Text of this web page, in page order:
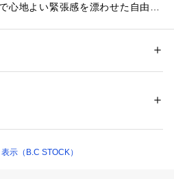
心地よい緊張感を漂わせた自由で
ンなどの環境により、若干製品と
ございます。
:レーヨン56%、キュプラ44% 袖裏地:レ
保護カバーが必要な釦
ール）
示（B.C STOCK）